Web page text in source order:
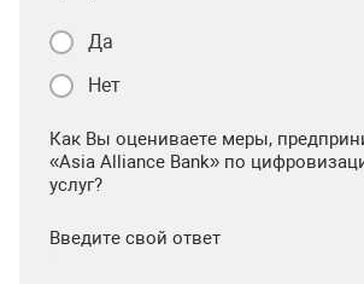
Да
Нет
Как Вы оцениваете меры,
«Asia Alliance Bank» по
услуг?
Введите свой ответ